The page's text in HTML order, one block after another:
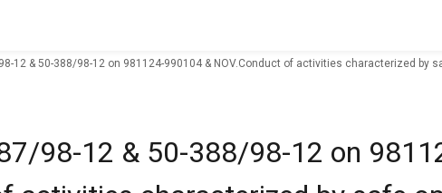
12 & 50-388/98-12 on 981124-990104 & NOV.Conduct of activities characterized by
98-12 & 50-388/98-12 on